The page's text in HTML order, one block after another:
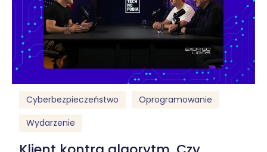
Cyberbezpieczeństwo
Oprogramowanie
Wydarzenie